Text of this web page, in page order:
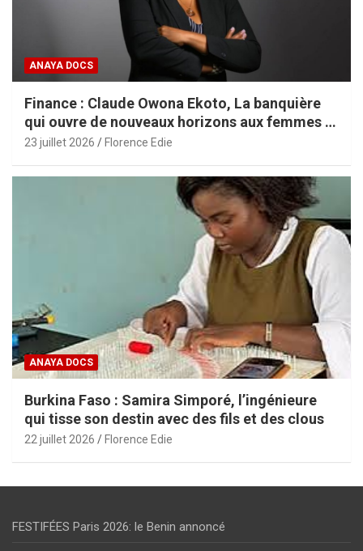
ANAYA DOCS
Finance : Claude Owona Ekoto, La banquière
qui ouvre de nouveaux horizons aux femmes et
aux PME africaines
23 juillet 2026 Florence Edie
ANAYA DOCS
Burkina Faso : Samira Simporé, l’ingénieure
qui tisse son destin avec des fils et des clous
22 juillet 2026 Florence Edie
FESTIFÉES Paris 2026: le Benin annoncé